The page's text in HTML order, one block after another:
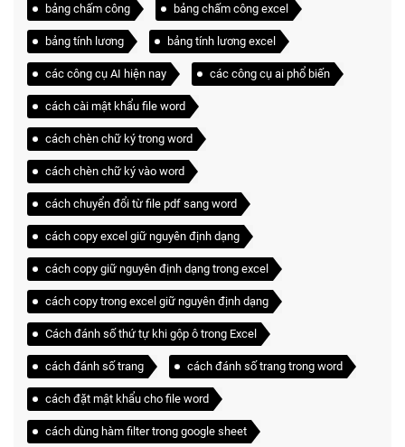
bảng chấm công bảng chấm công excel
bảng tính lương bảng tính lương excel
các công cụ AI hiện nay các công cụ ai phổ biến
cách cài mật khẩu file word
cách chèn chữ ký trong word
cách chèn chữ ký vào word
cách chuyển đổi từ file pdf sang word
cách copy excel giữ nguyên định dạng
cách copy giữ nguyên định dạng trong excel
cách copy trong excel giữ nguyên định dạng
Cách đánh số thứ tự khi gộp ô trong Excel
cách đánh số trang cách đánh số trang trong word
cách đặt mật khẩu cho file word
cách dùng hàm filter trong google sheet